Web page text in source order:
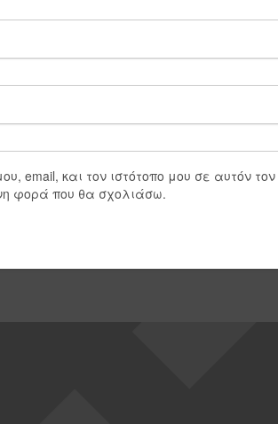
email, και τον ιστότοπο μου σε αυτόν τον
φορά που θα σχολιάσω.